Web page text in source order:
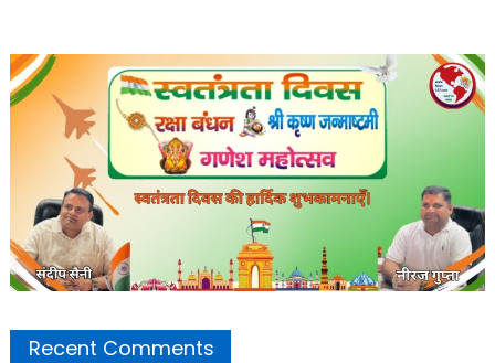
Recent Comments